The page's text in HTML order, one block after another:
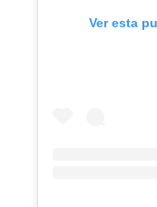
Ver esta